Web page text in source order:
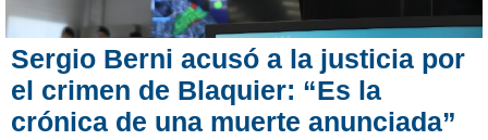
Sergio Berni acusó a la justicia por
el crimen de Blaquier: “Es la
crónica de una muerte anunciada”